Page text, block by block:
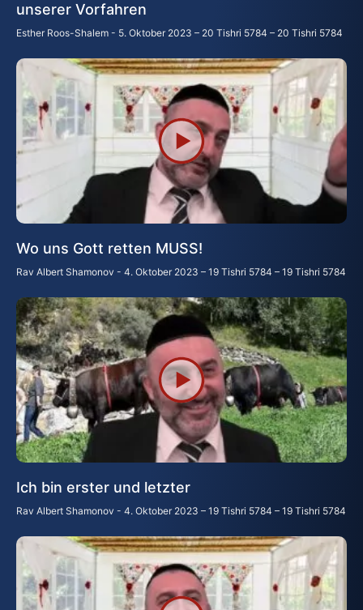
unserer Vorfahren
Esther Roos-Shalem 5. Oktober 2023 – 20 Tishri 5784 – 20 Tishri 5784
Wo uns Gott retten MUSS!
Rav Albert Shamonov 4. Oktober 2023 – 19 Tishri 5784 – 19 Tishri 5784
Ich bin erster und letzter
Rav Albert Shamonov 4. Oktober 2023 – 19 Tishri 5784 – 19 Tishri 5784